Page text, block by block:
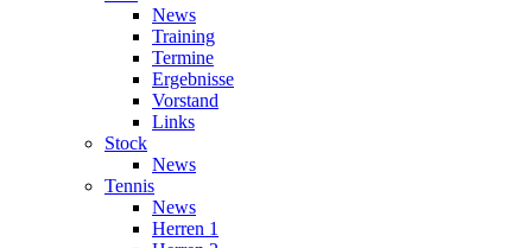
News
Training
Termine
Ergebnisse
Vorstand
Links
Stock
News
Tennis
News
Herren 1